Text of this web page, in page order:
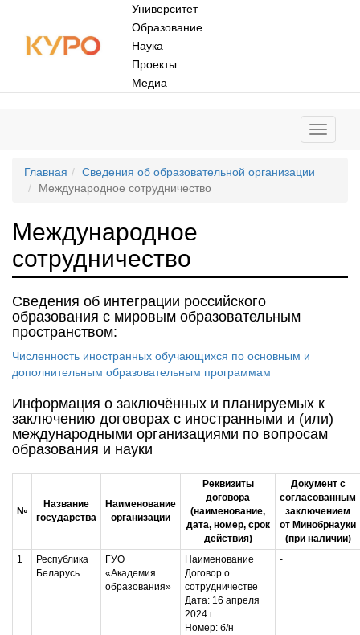
Университет
Образование
Наука
Проекты
Медиа
Главная
Сведения об образовательной организации
Международное сотрудничество
Международное
сотрудничество
Сведения об интеграции российского
образования с мировым образовательным
пространством:
Численность иностранных обучающихся по основным и
дополнительным образовательным программам
Информация о заключённых и планируемых к
заключению договорах с иностранными и (или)
международными организациями по вопросам
образования и науки
№
Название
государства
Наименование
организации
Реквизиты
договора
(наименование,
дата, номер, срок
действия)
Документ с
согласованным
заключением
от Минобрнауки
(при наличии)
1
Республика
Беларусь
ГУО
«Академия
образования»
Наименование
Договор о
сотрудничестве
Дата: 16 апреля
2024 г.
Номер: б/н
-